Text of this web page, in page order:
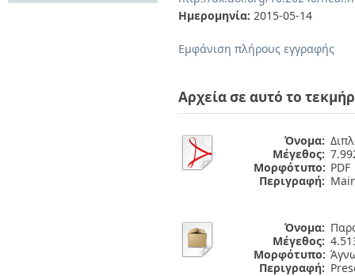
Ημερομηνία: 2015-05-14
Εμφάνιση πλήρους εγγραφής
Αρχεία σε αυτό το
Όνομα:
Μέγεθος:
Μορφότυπο: PDF
Περιγραφή:
Όνομα:
Μέγεθος:
Μορφότυπο:
Περιγραφή:
Θέματα
Συχνές Ερωτήσεις